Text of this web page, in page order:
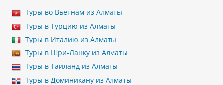
Туры во Вьетнам из Алматы
Туры в Турцию из Алматы
Туры в Италию из Алматы
Туры в Шри-Ланку из Алматы
Туры в Таиланд из Алматы
Туры в Доминикану из Алматы